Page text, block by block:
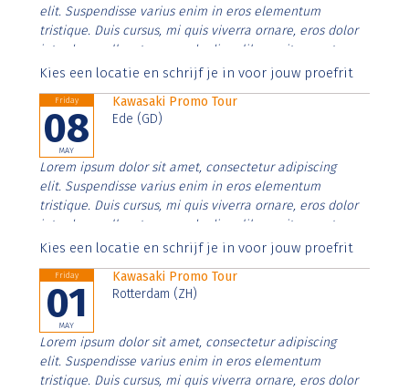
elit. Suspendisse varius enim in eros elementum
tristique. Duis cursus, mi quis viverra ornare, eros dolor
interdum nulla, ut commodo diam libero vitae erat.
Aenean faucibus nibh et justo cursus id rutrum lorem
Kies een locatie en schrijf je in voor jouw proefrit
Friday
08
MAY
Kawasaki Promo Tour
Ede (GD)
Lorem ipsum dolor sit amet, consectetur adipiscing
elit. Suspendisse varius enim in eros elementum
tristique. Duis cursus, mi quis viverra ornare, eros dolor
interdum nulla, ut commodo diam libero vitae erat.
Aenean faucibus nibh et justo cursus id rutrum lorem
Kies een locatie en schrijf je in voor jouw proefrit
Friday
01
MAY
Kawasaki Promo Tour
Rotterdam (ZH)
Lorem ipsum dolor sit amet, consectetur adipiscing
elit. Suspendisse varius enim in eros elementum
tristique. Duis cursus, mi quis viverra ornare, eros dolor